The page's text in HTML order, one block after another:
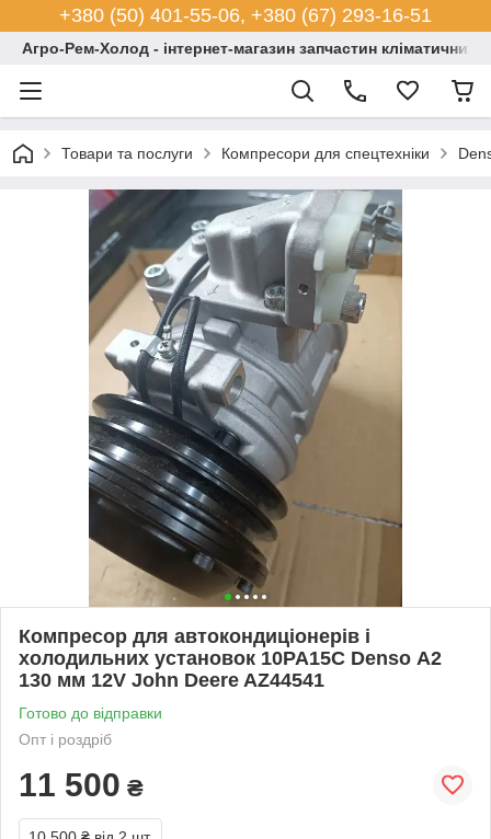
+380 (50) 401-55-06, +380 (67) 293-16-51
Агро-Рем-Холод - інтернет-магазин запчастин кліматичних
Товари та послуги Компресори для спецтехніки
Компресор для автокондиціонерів і
холодильних установок 10PA15C Denso А2
130 мм 12V John Deere AZ44541
Готово до відправки
Опт і роздріб
11 500 ₴